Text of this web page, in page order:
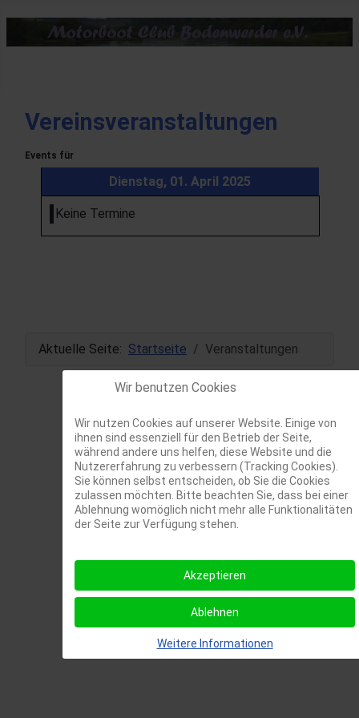
Vereinsveranstaltungen
Events für
Dienstag, 01. April 2025
Keine Termine
Aktuelle Seite: Startseite Veranstaltungen
Wir benutzen Cookies
Wir nutzen Cookies auf unserer Website. Einige von
ihnen sind essenziell für den Betrieb der Seite,
während andere uns helfen, diese Website und die
Nutzererfahrung zu verbessern (Tracking Cookies).
Sie können selbst entscheiden, ob Sie die Cookies
zulassen möchten. Bitte beachten Sie, dass bei einer
Ablehnung womöglich nicht mehr alle Funktionalitäten
der Seite zur Verfügung stehen.
Akzeptieren
Ablehnen
Weitere Informationen